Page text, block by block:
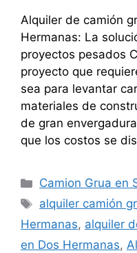
Alquiler de camión
Hermanas: La
proyectos pesados
proyecto que
sea para levantar
materiales de
de gran
que los costos se
Categorías
Camion Grua en
Etiquetas
alquiler camión
Hermanas, alquiler
en Dos Hermanas,